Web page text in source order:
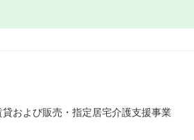
および販売・指定居宅介護支援事業